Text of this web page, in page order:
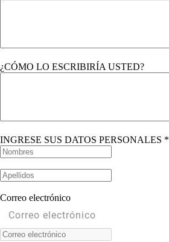
¿CÓMO LO ESCRIBIRÍA USTED?
INGRESE SUS DATOS PERSONALES *
Correo electrónico